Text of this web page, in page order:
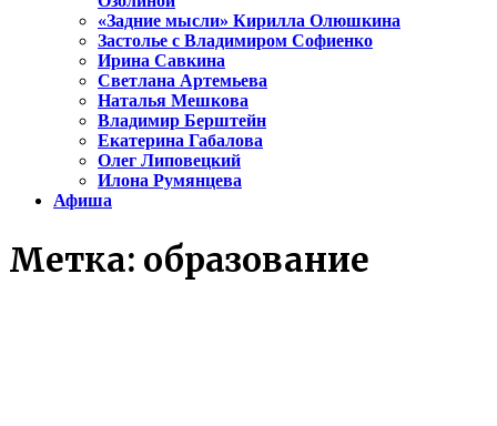
«Задние мысли» Кирилла Олюшкина
Застолье с Владимиром Софиенко
Ирина Савкина
Светлана Артемьева
Наталья Мешкова
Владимир Берштейн
Екатерина Габалова
Олег Липовецкий
Илона Румянцева
Афиша
Метка: образование